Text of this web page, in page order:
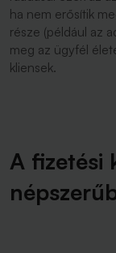
ha nem erősítik
része (például az
meg az ügyfél
kliensek.
A fizetési